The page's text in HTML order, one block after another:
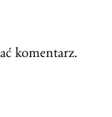
komentarz.